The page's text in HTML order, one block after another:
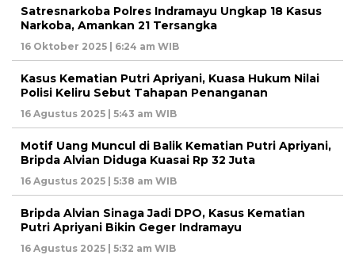
Satresnarkoba Polres Indramayu Ungkap 18 Kasus
Narkoba, Amankan 21 Tersangka
16 Oktober 2025 | 6:24 am WIB
Kasus Kematian Putri Apriyani, Kuasa Hukum Nilai
Polisi Keliru Sebut Tahapan Penanganan
16 Agustus 2025 | 5:43 am WIB
Motif Uang Muncul di Balik Kematian Putri Apriyani,
Bripda Alvian Diduga Kuasai Rp 32 Juta
16 Agustus 2025 | 5:38 am WIB
Bripda Alvian Sinaga Jadi DPO, Kasus Kematian
Putri Apriyani Bikin Geger Indramayu
16 Agustus 2025 | 5:32 am WIB